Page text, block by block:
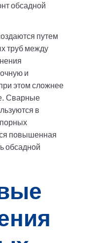
обсадной
путем
труб между
и
этом сложнее
Сварные
в
повышенная
обсадной